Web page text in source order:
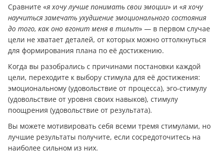
Сравните «я хочу лучше понимать свои эмоции» и «я хочу
научиться замечать ухудшение эмоционального состояния
до того, как оно вгонит меня в тильт» — в первом случае
цели не хватает деталей, от которых можно оттолкнуться
для формирования плана по её достижению.
Когда вы разобрались с причинами постановки каждой
цели, переходите к выбору стимула для её достижения:
эмоциональному (удовольствие от процесса), эго-стимулу
(удовольствие от уровня своих навыков), стимулу
поощрения (удовольствие от результата).
Вы можете мотивировать себя всеми тремя стимулами, но
лучшие результаты получите, если сосредоточитесь на
наиболее сильном из них.